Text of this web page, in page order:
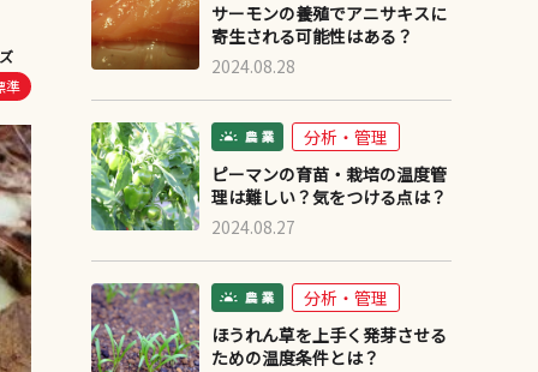
準
サーモンの養殖でアニサキスに
寄生される可能性はある？
2024.08.28
分析・管理
ピーマンの育苗・栽培の温度管
理は難しい？気をつける点は？
2024.08.27
分析・管理
ほうれん草を上手く発芽させる
ための温度条件とは？